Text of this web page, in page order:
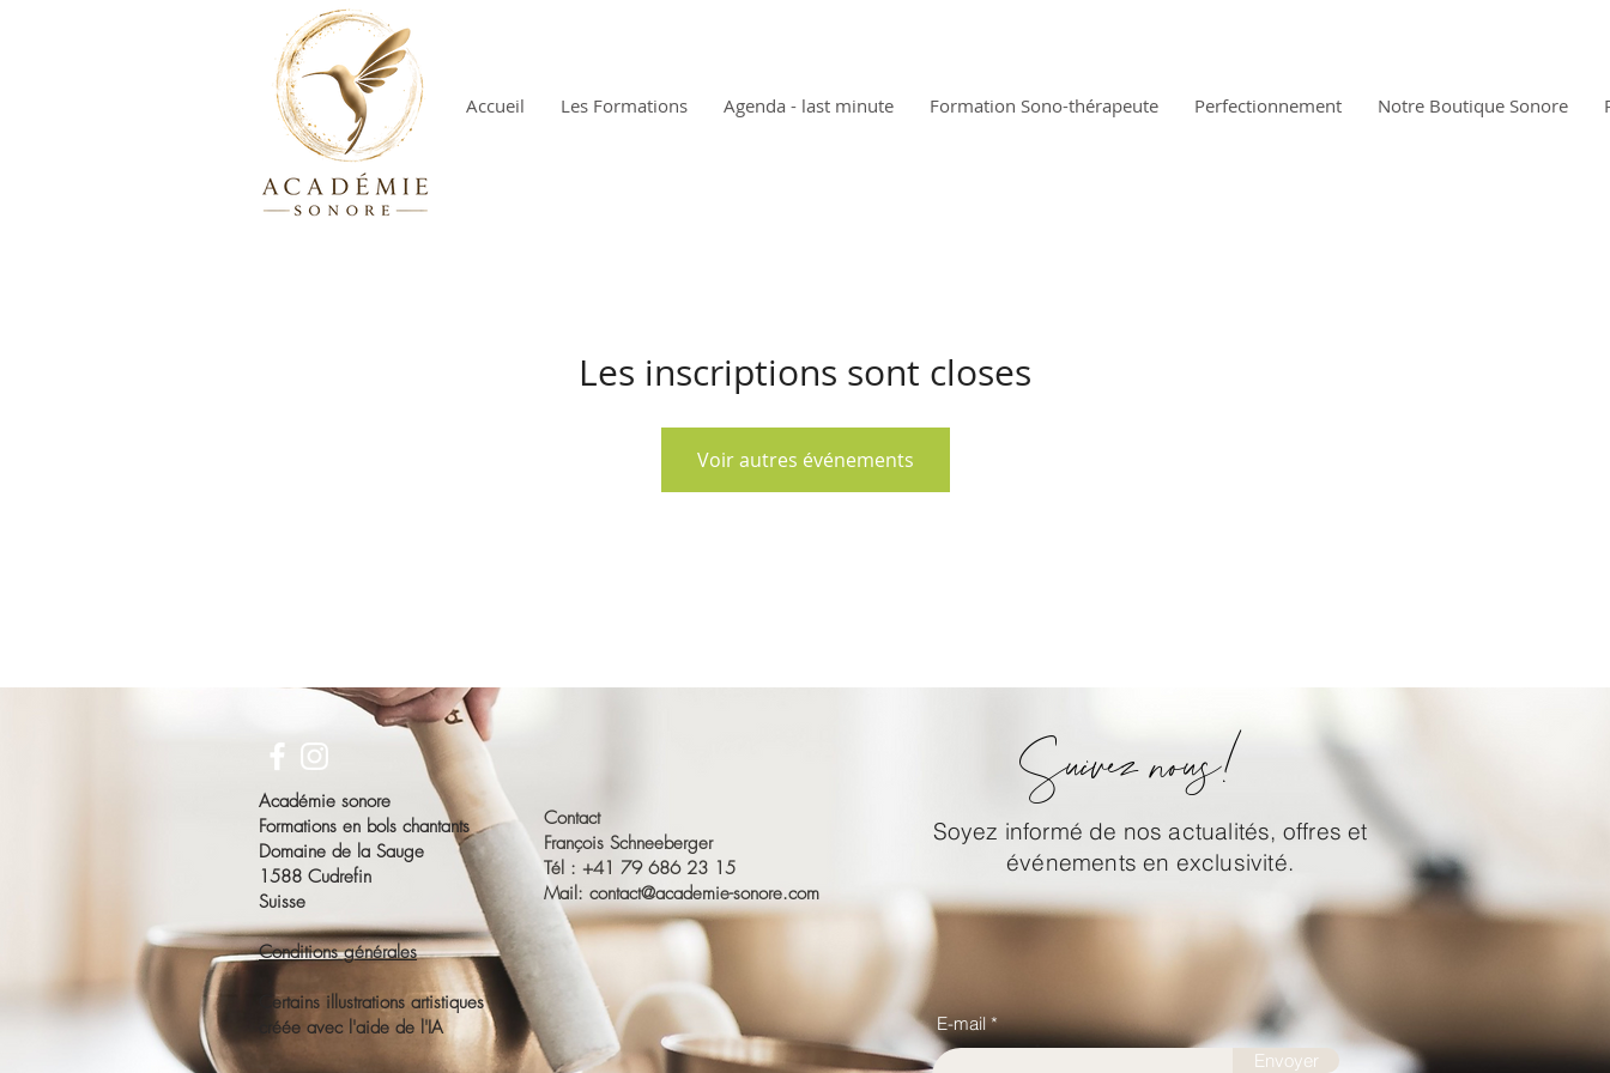
Accueil Les Formations Agenda - last minute Formation Sono-thérapeute Perfectionnement Notre Boutique Sonore
Les inscriptions sont closes
Voir autres événements
Académie sonore
Formations en bols chantants
Domaine de la Sauge
1588 Cudrefin
Suisse
Conditions générales
Certains illustrations artistiques
créée avec l'aide de l'IA
Contact
François Schneeberger
Tél : +41 79 686 23 15
Mail: contact@academie-sonore.com
E-mail
Envoyer
Suivez nous!
Soyez informé de nos actualités, offres et
événements en exclusivité.